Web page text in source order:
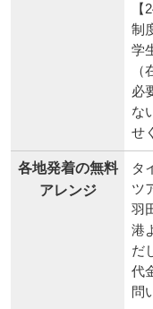
制
学
必
な
せ
各地発着の無料
アレンジ
タ
ツ
羽
港
だ
代
問